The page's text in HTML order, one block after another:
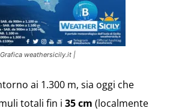
weathersicily.it |
ai 1.300 m, sia oggi che
totali fin i 35 cm (localmente